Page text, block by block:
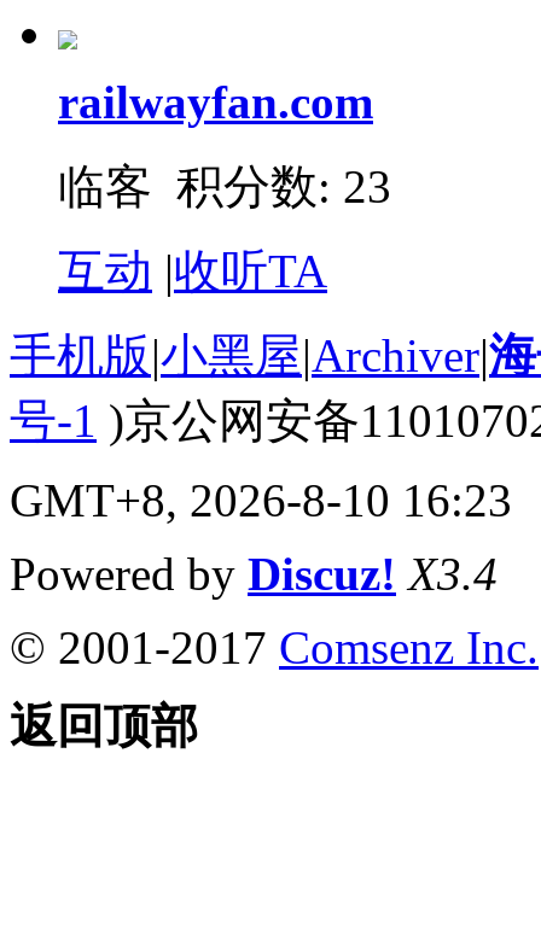
railwayfan.com
临客 积分数: 23
互动 |收听TA
手机版|小黑屋|Archiver|
号-1 )京公网安备
GMT+8, 2026-8-10 16:23
Powered by Discuz! X3.4
© 2001-2017 Comsenz Inc.
返回顶部